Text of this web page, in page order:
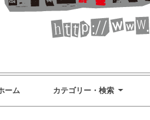
ーム カテゴリー・検索